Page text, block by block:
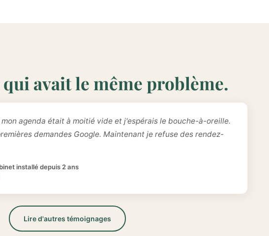
avait le même problème.
agenda était à moitié vide et j'espérais le bouche-à-oreille.
demandes Google. Maintenant je refuse des rendez-
installé depuis 2 ans
Lire d'autres témoignages